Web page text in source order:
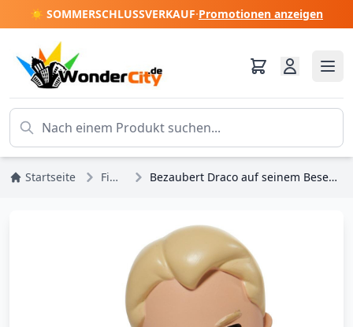
☀️ SOMMERSCHLUSSVERKAUF·Promotionen anzeigen
Startseite Figuren Bezaubert Draco auf seinem Besen – HARRY POTTER